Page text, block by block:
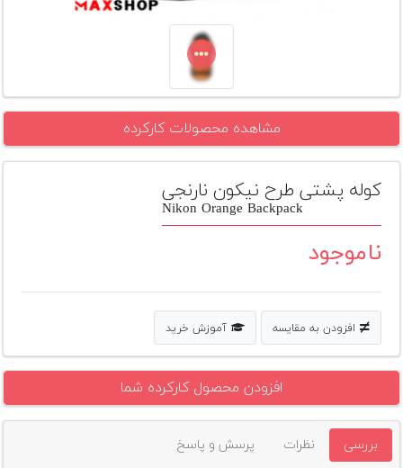
افزودن
دست
دوم
لیست
قیمت
دوربین
مشاهده محصولات کارکرده
کوله پشتی طرح نیکون نارنجی
Nikon Orange Backpack
ناموجود
افزودن به مقایسه آموزش خرید
افزودن محصول کارکرده شما
بررسی نظرات پرسش و پاسخ